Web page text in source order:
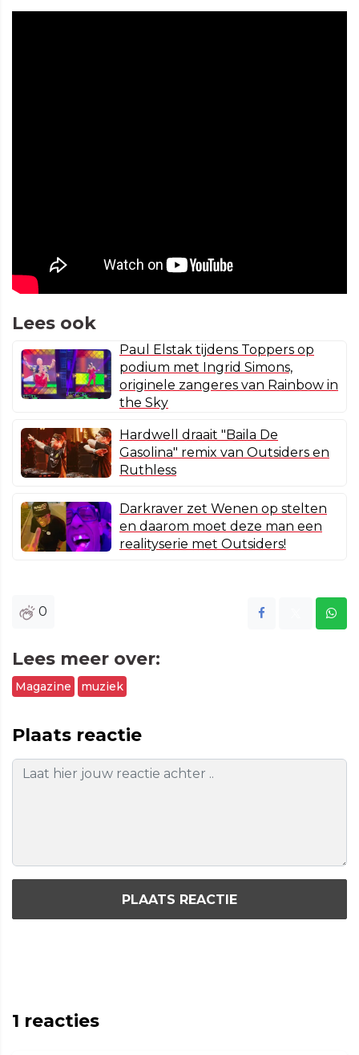
Lees ook
Paul Elstak tijdens Toppers op
podium met Ingrid Simons,
originele zangeres van Rainbow in
the Sky
Hardwell draait "Baila De
Gasolina" remix van Outsiders en
Ruthless
Darkraver zet Wenen op stelten
en daarom moet deze man een
realityserie met Outsiders!
0
Lees meer over:
Magazine muziek
Plaats reactie
PLAATS REACTIE
1 reacties